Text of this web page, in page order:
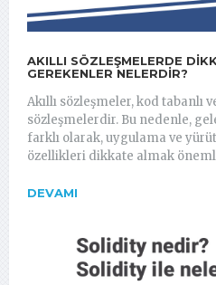
AKILLI SÖZLEŞMELERDE
GEREKENLER NELERDIR?
Akıllı sözleşmeler, kod tabanlı
sözleşmelerdir. Bu nedenle,
farklı olarak, uygulama ve
özellikleri dikkate almak
DEVAMI